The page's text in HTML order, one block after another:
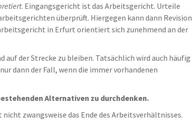
. Eingangsgericht ist das Arbeitsgericht. Urteile
überprüft. Hiergegen kann dann Revision
in Erfurt orientiert sich zunehmend an der
auf der Strecke zu bleiben. Tatsächlich wird auch häufig
dann der Fall, wenn die immer vorhandenen
Alternativen zu durchdenken.
zwangsweise das Ende des Arbeitsverhältnisses.